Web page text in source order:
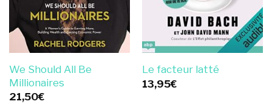
We Should All Be
Millionaires
21,50€
Le facteur latté
13,95€